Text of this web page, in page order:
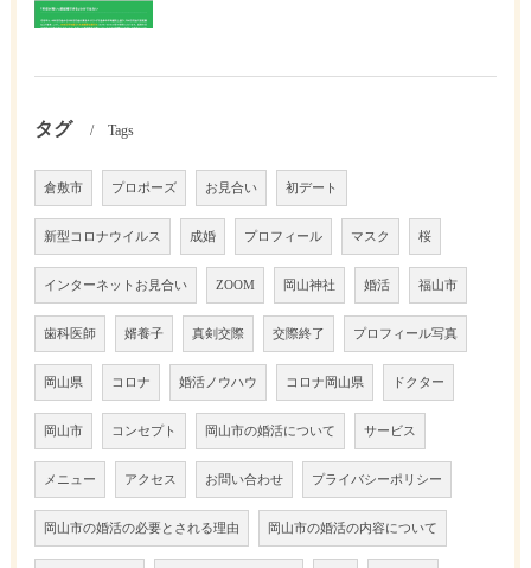
タグ Tags
倉敷市 プロポーズ お見合い 初デート
新型コロナウイルス 成婚 プロフィール マスク 桜
インターネットお見合い ZOOM 岡山神社 婚活 福山市
歯科医師 婿養子 真剣交際 交際終了 プロフィール写真
岡山県 コロナ 婚活ノウハウ コロナ岡山県 ドクター
岡山市 コンセプト 岡山市の婚活について サービス
メニュー アクセス お問い合わせ プライバシーポリシー
岡山市の婚活の必要とされる理由 岡山市の婚活の内容について